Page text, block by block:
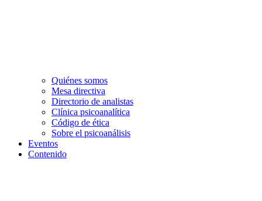
Quiénes somos
Mesa directiva
Directorio de analistas
Clínica psicoanalítica
Código de ética
Sobre el psicoanálisis
Eventos
Contenido